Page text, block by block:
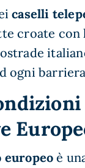
caselli
croate con
ogni
europeoè